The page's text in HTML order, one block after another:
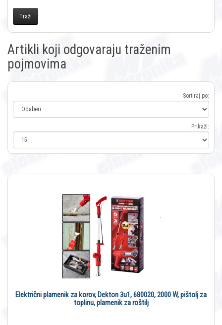
Artikli koji odgovaraju traženim
pojmovima
Sortiraj po:
Prikaži:
Električni plamenik za korov, Dekton 3u1, 680020, 2000 W, pištolj za
toplinu, plamenik za roštilj